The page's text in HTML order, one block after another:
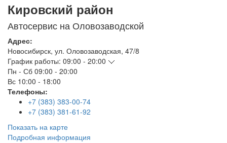
Кировский район
Автосервис на Оловозаводской
Адрес:
Новосибирск, ул. Оловозаводская, 47/8
График работы: 09:00 - 20:00
Пн - Сб 09:00 - 20:00
Вс 10:00 - 18:00
Телефоны:
+7 (383) 383-00-74
+7 (383) 381-61-92
Показать на карте
Подробная информация